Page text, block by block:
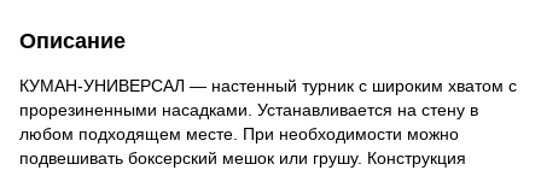
Описание
КУМАН-УНИВЕРСАЛ — настенный турник с широким хватом с
прорезиненными насадками. Устанавливается на стену в
любом подходящем месте. При необходимости можно
подвешивать боксерский мешок или грушу. Конструкция